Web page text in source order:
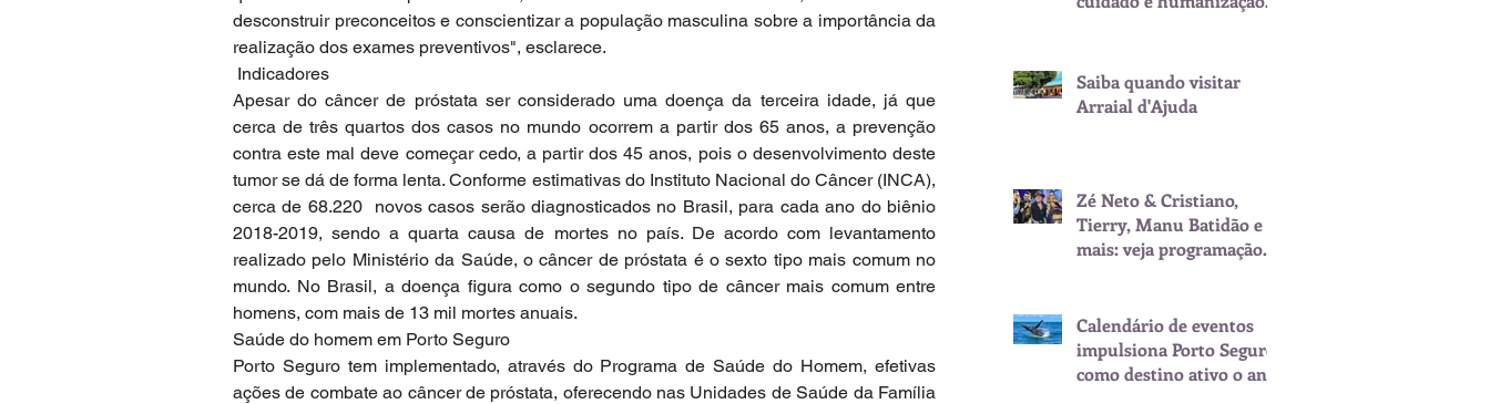
desconstruir preconceitos e conscientizar a população masculina sobre a importância da
realização dos exames preventivos", esclarece.
Indicadores
Apesar do câncer de próstata ser considerado uma doença da terceira idade, já que
cerca de três quartos dos casos no mundo ocorrem a partir dos 65 anos, a prevenção
contra este mal deve começar cedo, a partir dos 45 anos, pois o desenvolvimento deste
tumor se dá de forma lenta. Conforme estimativas do Instituto Nacional do Câncer (INCA),
cerca de 68.220  novos casos serão diagnosticados no Brasil, para cada ano do biênio
2018-2019, sendo a quarta causa de mortes no país. De acordo com levantamento
realizado pelo Ministério da Saúde, o câncer de próstata é o sexto tipo mais comum no
mundo. No Brasil, a doença figura como o segundo tipo de câncer mais comum entre
homens, com mais de 13 mil mortes anuais.
Saúde do homem em Porto Seguro
Porto Seguro tem implementado, através do Programa de Saúde do Homem, efetivas
ações de combate ao câncer de próstata, oferecendo nas Unidades de Saúde da Família
Saiba quando visitar
Arraial d'Ajuda
Zé Neto & Cristiano,
Tierry, Manu Batidão e
mais: veja programação
Calendário de eventos
impulsiona Porto Seguro
como destino ativo o ano